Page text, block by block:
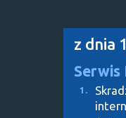
z dnia
1.